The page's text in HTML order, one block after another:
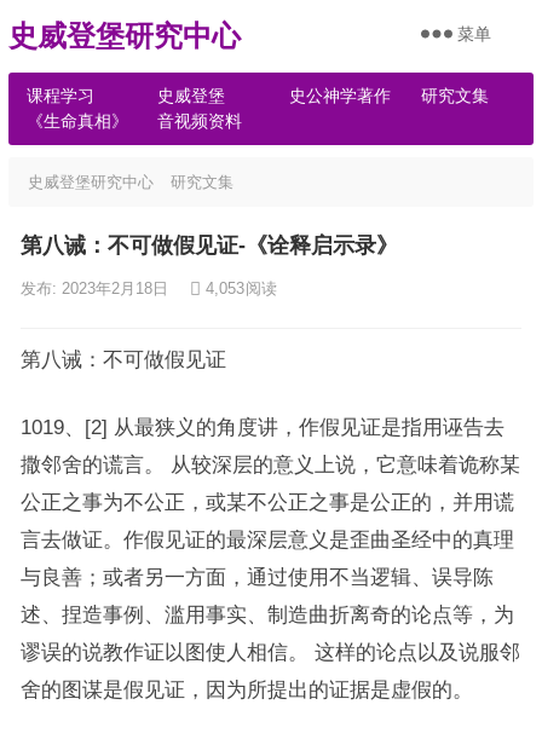
史威登堡研究中心
课程学习 史威登堡 史公神学著作
研究文集
《生命真相》
音视频资料
菜单
史威登堡研究中心 研究文集
第八诫：不可做假见证-《诠释启示录》
发布: 2023年2月18日 4,053阅读
第八诫：不可做假见证
1019、[2] 从最狭义的角度讲，作假见证是指用诬告去
撒邻舍的谎言。 从较深层的意义上说，它意味着诡称某
公正之事为不公正，或某不公正之事是公正的，并用谎
言去做证。作假见证的最深层意义是歪曲圣经中的真理
与良善；或者另一方面，通过使用不当逻辑、误导陈
述、捏造事例、滥用事实、制造曲折离奇的论点等，为
谬误的说教作证以图使人相信。 这样的论点以及说服邻
舍的图谋是假见证，因为所提出的证据是虚假的。